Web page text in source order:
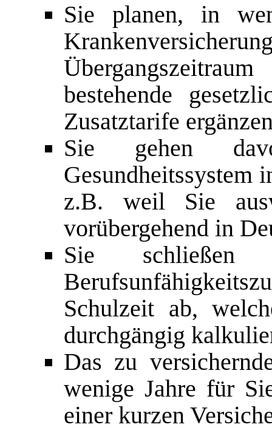
Sie planen, in
bestehende
Zusatztarife
Sie gehen
Gesundheitssystem
z.B. weil Sie
vorübergehend in
Sie
Schulzeit ab,
durchgängig
Das zu
wenige Jahre für
einer kurzen